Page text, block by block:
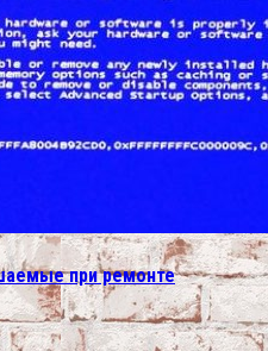
при ремонте